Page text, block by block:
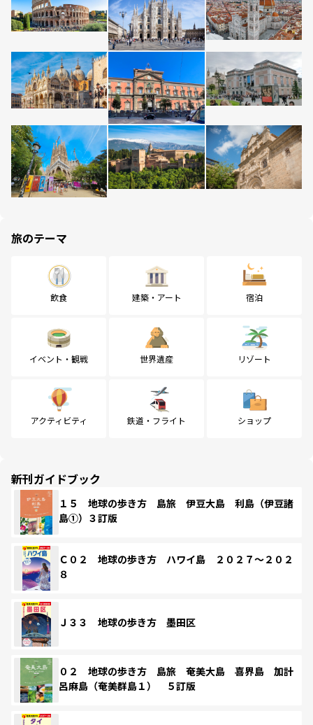
旅のテーマ
飲食 建築・アート 宿泊
イベント・観戦 世界遺産 リゾート
アクティビティ 鉄道・フライト ショップ
新刊ガイドブック
１５ 地球の歩き方 島旅 伊豆大島 利島（伊豆諸
島①）３訂版
Ｃ０２ 地球の歩き方 ハワイ島 ２０２７～２０２
８
Ｊ３３ 地球の歩き方 墨田区
０２ 地球の歩き方 島旅 奄美大島 喜界島 加計
呂麻島（奄美群島１） ５訂版